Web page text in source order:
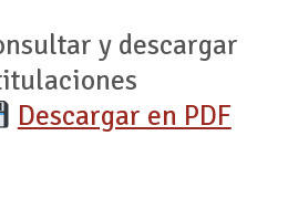
y descargar
Descargar en PDF